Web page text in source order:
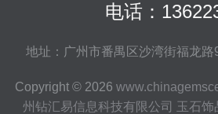
电话：
地址：广州市番禺区沙湾街福龙
Copyright © 2026
州钻汇易信息科技有限公司 玉石饰